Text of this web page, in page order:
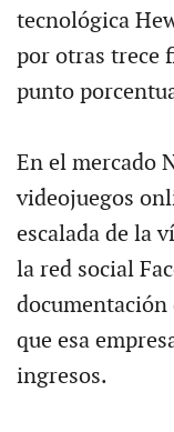
tecnológica
por otras trece
punto
En el mercado
videojuegos
escalada de la
la red social
documentación
que esa
ingresos.